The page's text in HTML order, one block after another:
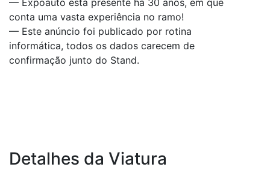
— Expoauto está presente há 30 anos, em que
conta uma vasta experiência no ramo!
— Este anúncio foi publicado por rotina
informática, todos os dados carecem de
confirmação junto do Stand.
Detalhes da Viatura